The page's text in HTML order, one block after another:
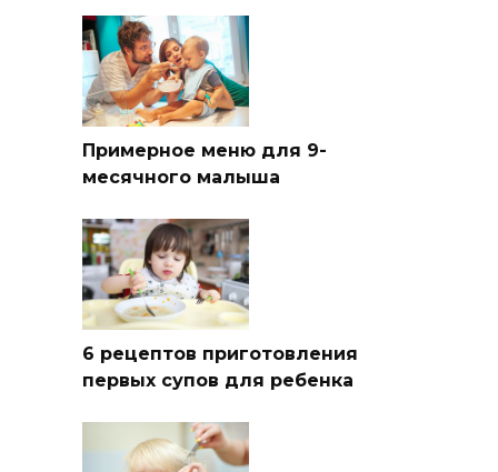
Примерное меню для 9-
месячного малыша
6 рецептов приготовления
первых супов для ребенка